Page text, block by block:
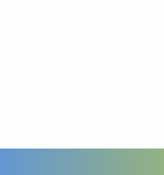
Las cascadas de Artigue